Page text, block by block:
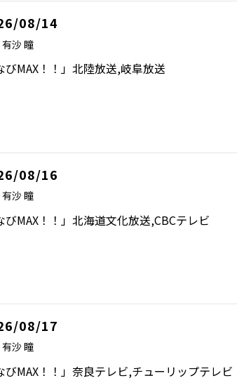
08/14
有沙 瞳
びMAX！！」北陸放送,岐阜放送
08/16
有沙 瞳
びMAX！！」北海道文化放送,CBCテレビ
08/17
有沙 瞳
びMAX！！」奈良テレビ,チューリップテレビ